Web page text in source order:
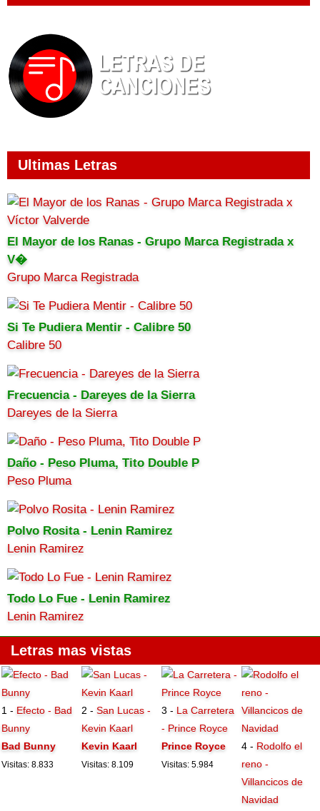
Ultimas Letras
El Mayor de los Ranas - Grupo Marca Registrada x
V�
Grupo Marca Registrada
Si Te Pudiera Mentir - Calibre 50
Calibre 50
Frecuencia - Dareyes de la Sierra
Dareyes de la Sierra
Daño - Peso Pluma, Tito Double P
Peso Pluma
Polvo Rosita - Lenin Ramirez
Lenin Ramirez
Todo Lo Fue - Lenin Ramirez
Lenin Ramirez
Letras mas vistas
1 - Efecto - Bad
Bunny
Bad Bunny
Visitas: 8.833
2 -San Lucas -
Kevin Kaarl
Kevin Kaarl
Visitas: 8.109
3 - La Carretera
- Prince Royce
Prince Royce
Visitas: 5.984
4 - Rodolfo el
reno -
Villancicos de
Navidad